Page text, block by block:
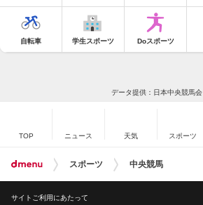
自転車 学生スポーツ Doスポーツ
データ提供：日本中央競馬会
TOP ニュース 天気 スポーツ
スポーツ 中央競馬
サイトご利用にあたって